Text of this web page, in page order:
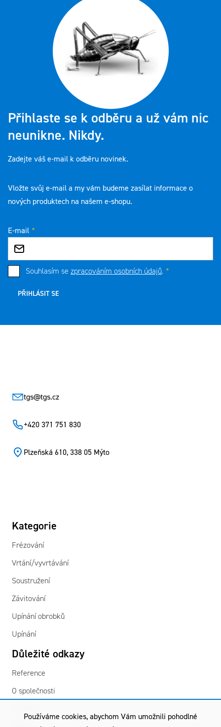
Používáme cookies, abychom Vám umožnili pohodlné
Přihlaste se k odběru a už vám nic
neunikne. Nikdy.
Zadejte váš e-mail k odběru novinek.
Vložte svůj e-mail a my vám budeme zasílat informace o
nových produktech na našem e-shopu.
E-mail
Souhlasím se zpracováním osobních údajů.
PŘIHLÁSIT SE
tgs@tgs.cz
+420 371 751 830
Plzeňská 610, 338 05 Mýto
Kategorie
Frézování
Vrtání/vyvrtávání
Soustružení
Závitování
Upínání obrobků
Upínání
Důležité odkazy
Reference
O společnosti